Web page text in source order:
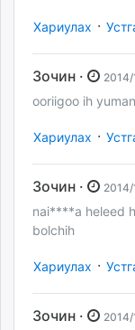
Хариулах ·
Зочин ·
ooriigoo ih
Хариулах ·
Зочин ·
nai****a heleed
bolchih
Хариулах ·
Зочин ·